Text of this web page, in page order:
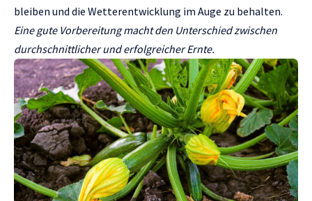
bleiben und die Wetterentwicklung im Auge zu behalten.
Eine gute Vorbereitung macht den Unterschied zwischen
durchschnittlicher und erfolgreicher Ernte.